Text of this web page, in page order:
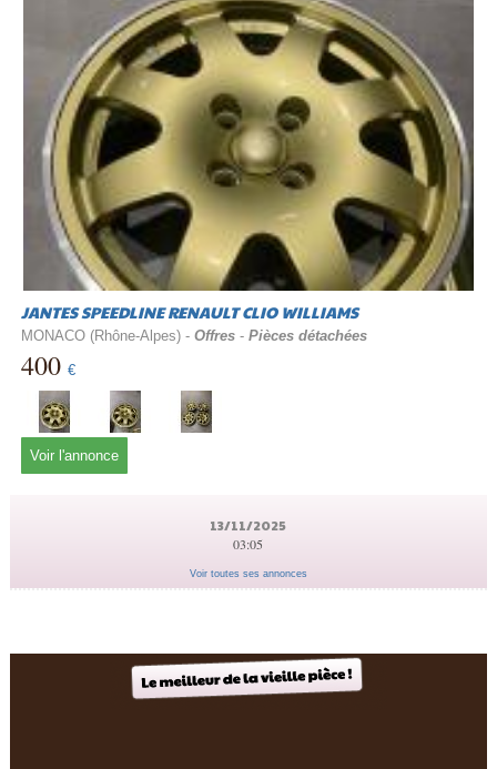
JANTES SPEEDLINE RENAULT CLIO WILLIAMS
MONACO (Rhône-Alpes) - Offres- Pièces détachées
400 €
Voir l'annonce
13/11/2025
03:05
Voir toutes ses annonces